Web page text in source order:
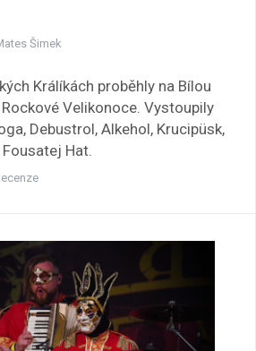
Šimek
Králíkách proběhly na Bílou
Velikonoce. Vystoupily
Debustrol, Alkehol, Krucipüsk,
Hat.